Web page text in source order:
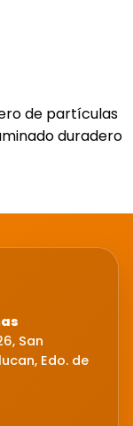
de partículas
duradero
San
Edo. de